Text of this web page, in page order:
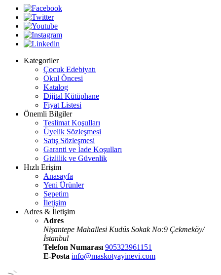
Kategoriler
Çocuk Edebiyatı
Okul Öncesi
Katalog
Dijital Kütüphane
Fiyat Listesi
Önemli Bilgiler
Teslimat Koşulları
Üyelik Sözleşmesi
Satış Sözleşmesi
Garanti ve İade Koşulları
Gizlilik ve Güvenlik
Hızlı Erişim
Anasayfa
Yeni Ürünler
Sepetim
İletişim
Adres & İletişim
Adres
Nişantepe Mahallesi Kudüs Sokak No:9 Çekmeköy/
İstanbul
Telefon Numarası 905323961151
E-Posta info@maskotyayinevi.com